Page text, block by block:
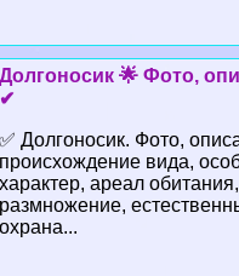
Долгоносик 🌟 Фото,
✔
✅ Долгоносик. Фото,
происхождение вида,
хаpaктер, ареал
размножение,
охрана...